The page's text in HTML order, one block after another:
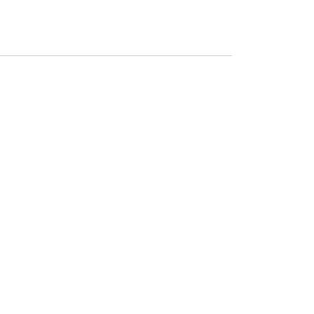
a mai colaborat cu Mark și Summer
că tricoul lui preferat este la spălat și